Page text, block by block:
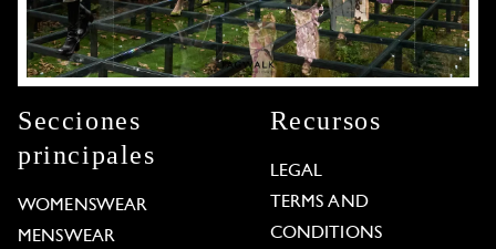
Secciones
principales
WOMENSWEAR
MENSWEAR
Recursos
LEGAL
TERMS AND
CONDITIONS